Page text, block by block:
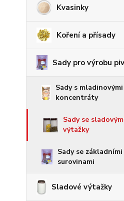
Kvasinky
Koření a přísady
Sady pro výrobu
Sady s mladinovými
koncentráty
Sady se
výtažky
Sady se základními
surovinami
Sladové výtažky